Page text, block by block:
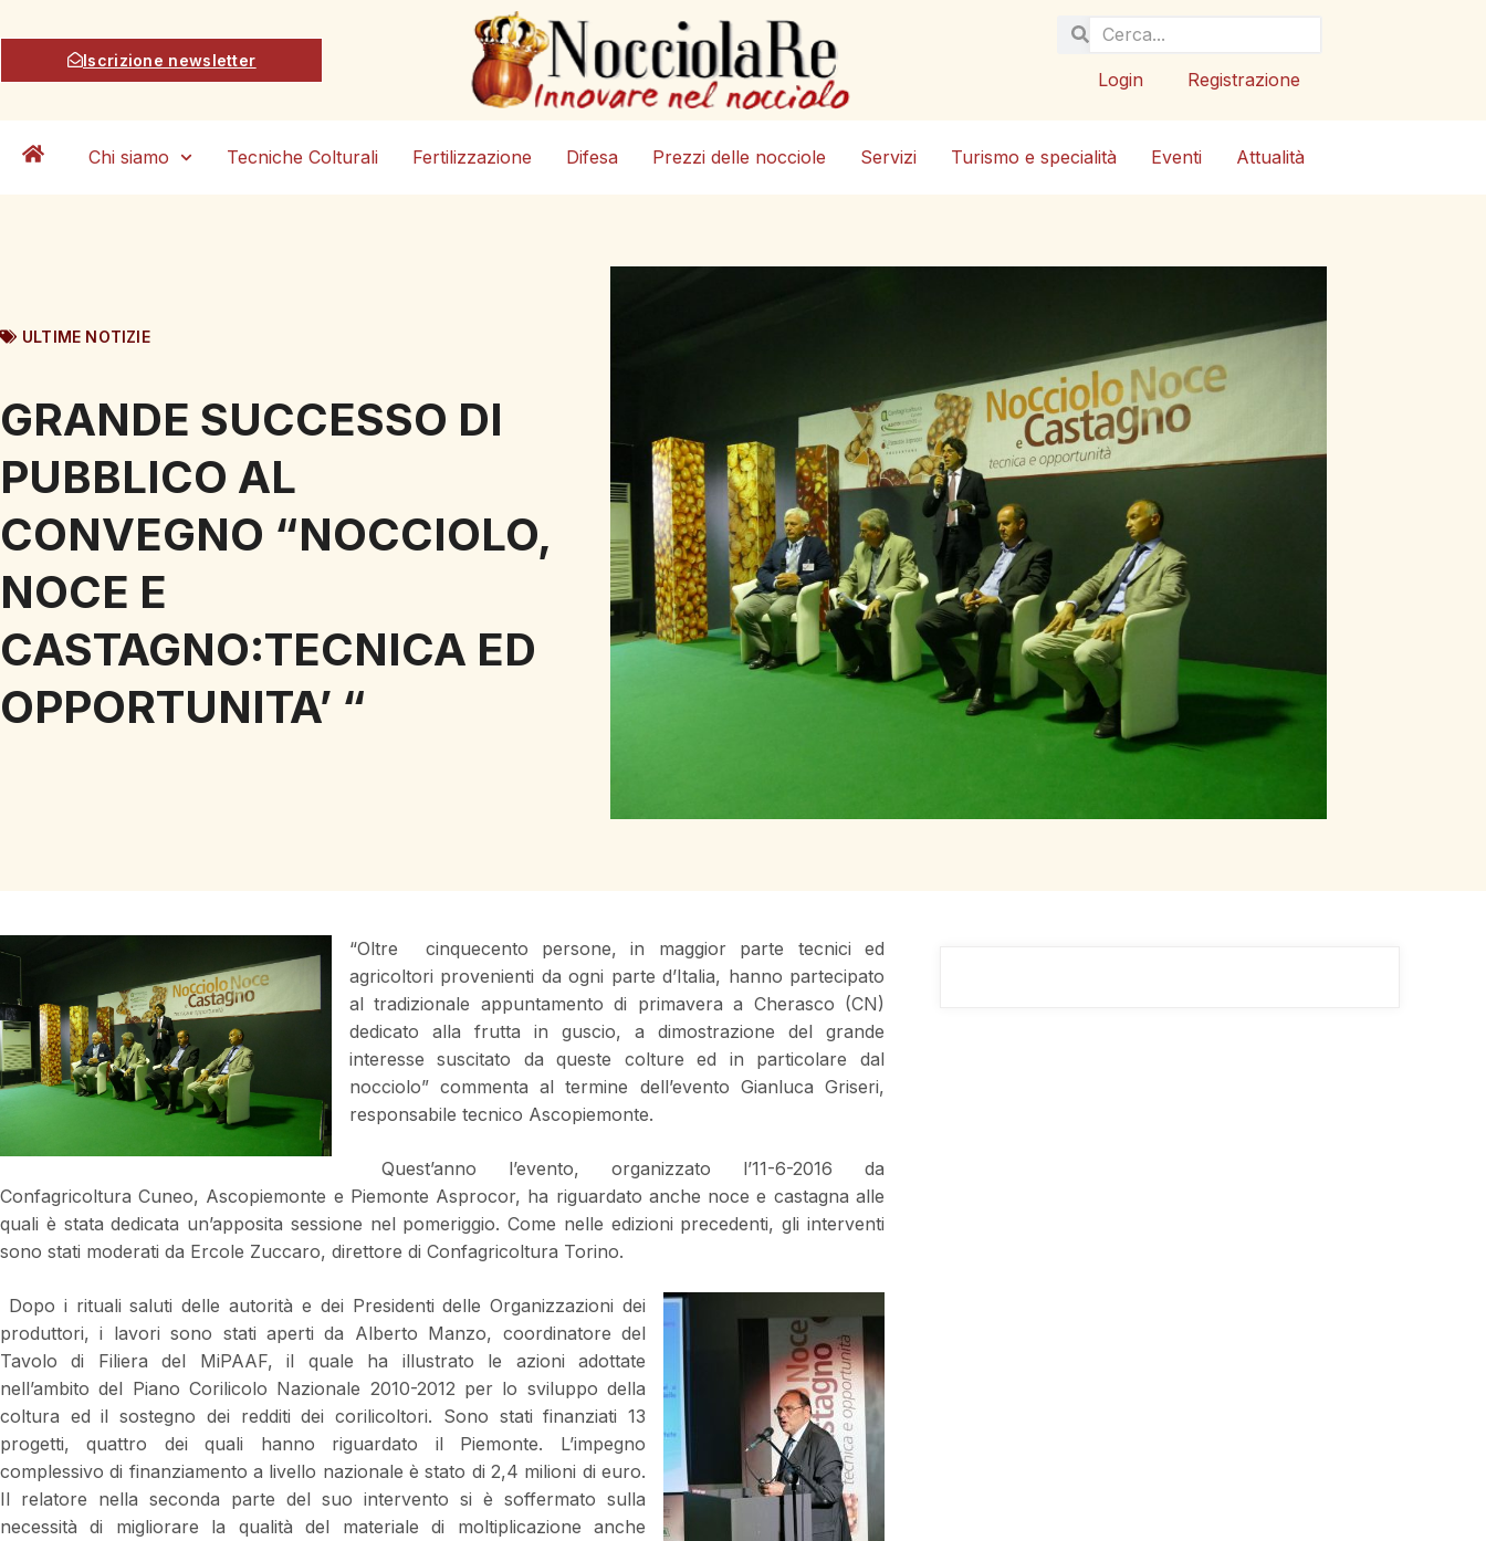
Iscrizione newsletter
Login Registrazione
Chi siamo Tecniche Colturali Fertilizzazione Difesa Prezzi delle nocciole Servizi Turismo e specialità Eventi Attualità
ULTIME NOTIZIE
GRANDE SUCCESSO DI
PUBBLICO AL
CONVEGNO “NOCCIOLO,
NOCE E
CASTAGNO:TECNICA ED
OPPORTUNITA’ “
“Oltre cinquecento persone, in maggior parte tecnici ed
agricoltori provenienti da ogni parte d’Italia, hanno partecipato
al tradizionale appuntamento di primavera a Cherasco (CN)
dedicato alla frutta in guscio, a dimostrazione del grande
interesse suscitato da queste colture ed in particolare dal
nocciolo” commenta al termine dell’evento Gianluca Griseri,
responsabile tecnico Ascopiemonte.
Quest’anno l’evento, organizzato l’11-6-2016 da
Confagricoltura Cuneo, Ascopiemonte e Piemonte Asprocor, ha riguardato anche noce e castagna alle
quali è stata dedicata un’apposita sessione nel pomeriggio. Come nelle edizioni precedenti, gli interventi
sono stati moderati da Ercole Zuccaro, direttore di Confagricoltura Torino.
Dopo i rituali saluti delle autorità e dei Presidenti delle Organizzazioni dei
produttori, i lavori sono stati aperti da Alberto Manzo, coordinatore del
Tavolo di Filiera del MiPAAF, il quale ha illustrato le azioni adottate
nell’ambito del Piano Corilicolo Nazionale 2010-2012 per lo sviluppo della
coltura ed il sostegno dei redditi dei corilicoltori. Sono stati finanziati 13
progetti, quattro dei quali hanno riguardato il Piemonte. L’impegno
complessivo di finanziamento a livello nazionale è stato di 2,4 milioni di euro.
Il relatore nella seconda parte del suo intervento si è soffermato sulla
necessità di migliorare la qualità del materiale di moltiplicazione anche